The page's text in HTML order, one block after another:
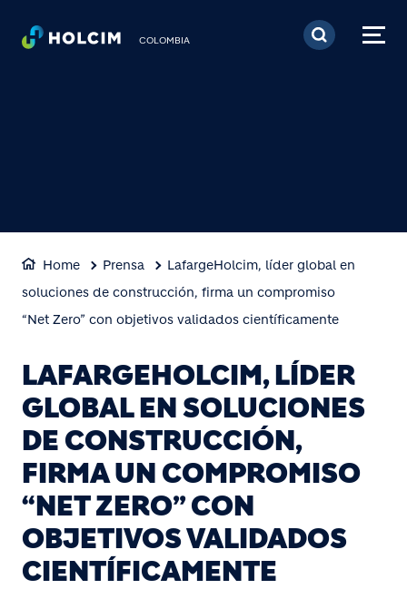
Pasar al contenido
COLOMBIA
Home Prensa
LafargeHolcim, líder global en
soluciones de construcción, firma un compromiso
“Net Zero” con objetivos validados científicamente
LAFARGEHOLCIM, LÍDER
GLOBAL EN SOLUCIONES
DE CONSTRUCCIÓN,
FIRMA UN COMPROMISO
“NET ZERO” CON
OBJETIVOS VALIDADOS
CIENTÍFICAMENTE